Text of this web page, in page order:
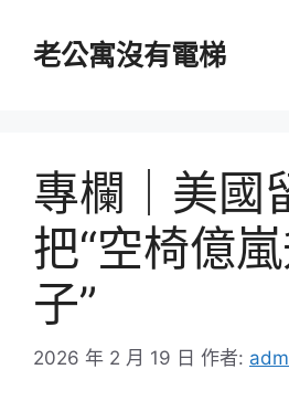
老公寓沒有電梯
專欄｜美國
把“空椅億
子”
2026 年 2 月 19 日 作者: